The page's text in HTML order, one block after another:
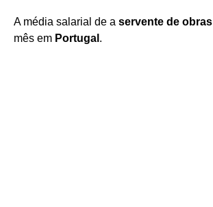
A média salarial de a servente de obras
mês em Portugal .